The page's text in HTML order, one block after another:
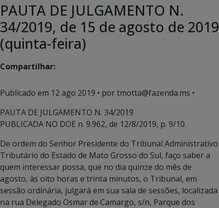
PAUTA DE JULGAMENTO N.
34/2019, de 15 de agosto de 2019
(quinta-feira)
Compartilhar:
Publicado em 12 ago 2019 • por tmotta@fazenda.ms •
PAUTA DE JULGAMENTO N. 34/2019
PUBLICADA NO DOE n. 9.962, de 12/8/2019, p. 9/10.
De ordem do Senhor Presidente do Tribunal Administrativo
Tributário do Estado de Mato Grosso do Sul, faço saber a
quem interessar possa, que no dia quinze do mês de
agosto, às oito horas e trinta minutos, o Tribunal, em
sessão ordinária, julgará em sua sala de sessões, localizada
na rua Delegado Osmar de Camargo, s/n, Parque dos